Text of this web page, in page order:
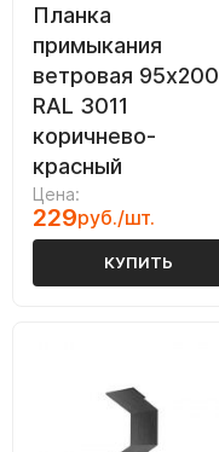
Планка
примыкания
ветровая 95х200
RAL 3011
коричнево-
красный
Цена:
229руб./шт.
КУПИТЬ